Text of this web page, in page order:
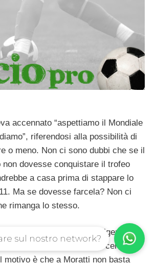
accennato “aspettiamo il Mondiale
riferendosi alla possibilità di
o meno. Non ci sono dubbi che se il
non dovesse conquistare il trofeo
a casa prima di stappare lo
Ma se dovesse farcela? Non ci
rimanga lo stesso.
informati pare che la dirigenza
già guardando intorno per cercare
motivo è che a Moratti non basta
sul nostro network?